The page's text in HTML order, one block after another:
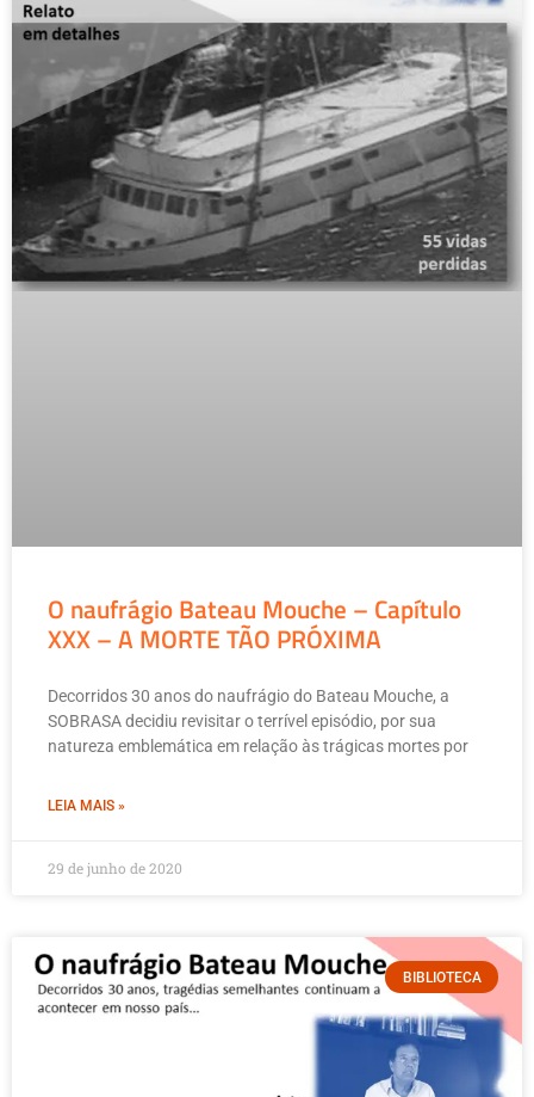
O naufrágio Bateau Mouche – Capítulo
XXX – A MORTE TÃO PRÓXIMA
Decorridos 30 anos do naufrágio do Bateau Mouche, a
SOBRASA decidiu revisitar o terrível episódio, por sua
natureza emblemática em relação às trágicas mortes por
LEIA MAIS »
29 de junho de 2020
BIBLIOTECA